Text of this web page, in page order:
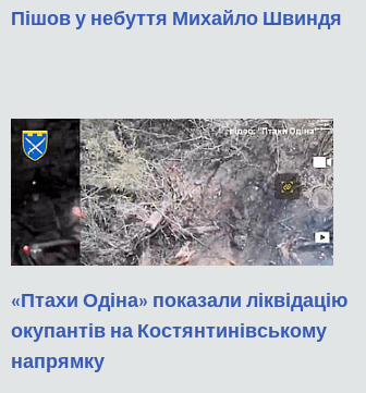
Пішов у небуття Михайло Швиндя
«Птахи Одіна» показали ліквідацію
окупантів на Костянтинівському
напрямку